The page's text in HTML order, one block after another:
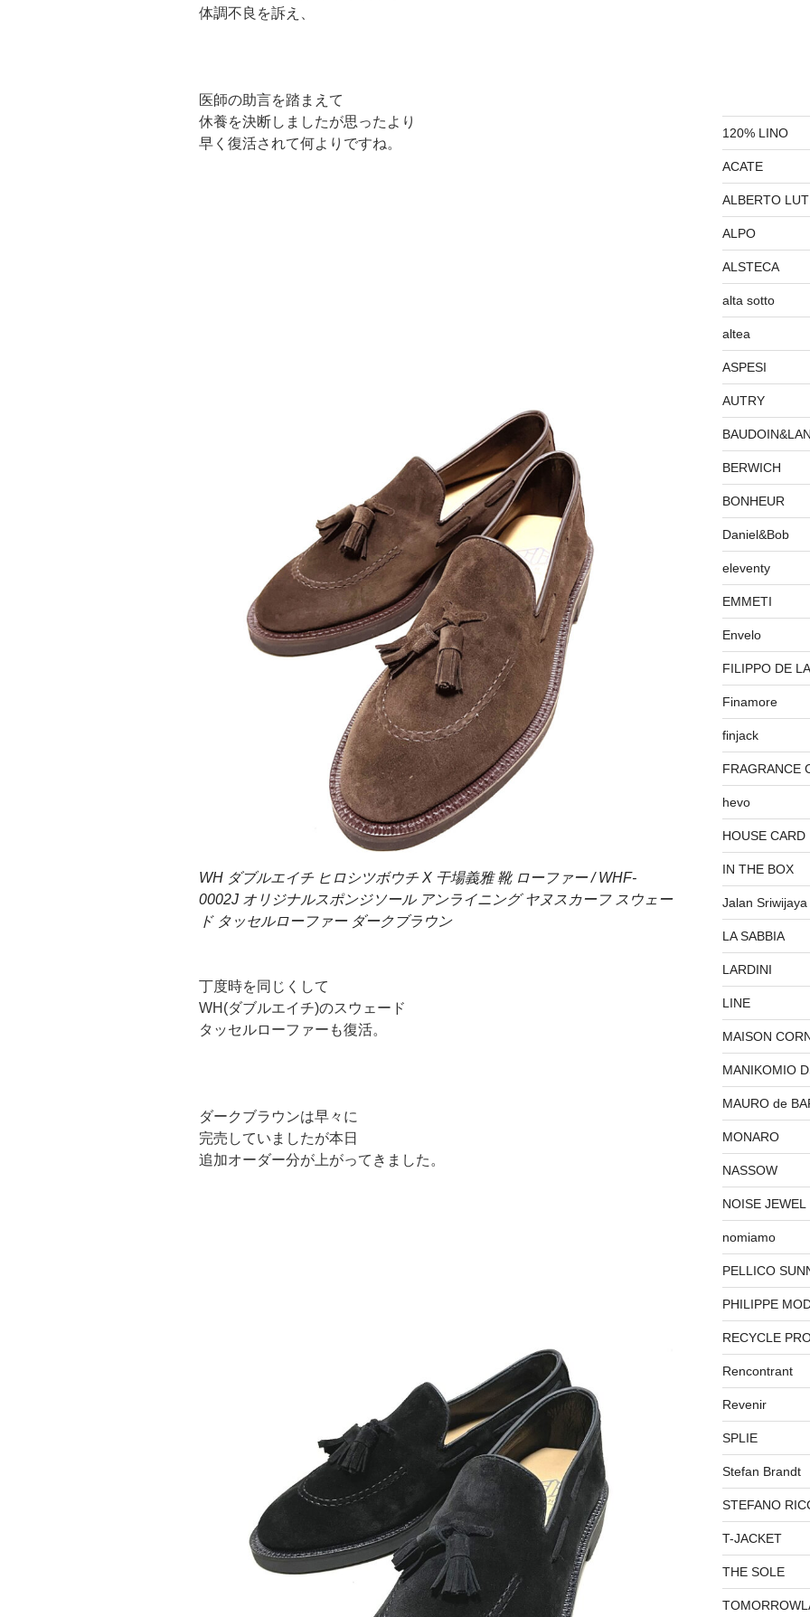
体調不良を訴え、
医師の助言を踏まえて
休養を決断しましたが思ったより
早く復活されて何よりですね。
WH ダブルエイチ ヒロシツボウチ X 干場義雅 靴 ローファー / WHF-
0002J オリジナルスポンジソール アンライニング ヤヌスカーフ スウェー
ド タッセルローファー ダークブラウン
丁度時を同じくして
WH(ダブルエイチ)のスウェード
タッセルローファーも復活。
ダークブラウンは早々に
完売していましたが本日
追加オーダー分が上がってきました。
120% LINO
ACATE
ALBERTO
ALPO
ALSTECA
alta sotto
altea
ASPESI
AUTRY
BERWICH
BONHEUR
Daniel&Bob
eleventy
EMMETI
Envelo
FILIPPO DE
Finamore
finjack
FRAGRANCE
hevo
HOUSE CARD
IN THE BOX
Jalan Sriwijaya
LA SABBIA
LARDINI
LINE
MAISON
MANIKOMIO
MAURO de
MONARO
NASSOW
NOISE JEWEL
nomiamo
PELLICO
PHILIPPE
RECYCLE
Rencontrant
Revenir
SPLIE
Stefan Brandt
STEFANO
T-JACKET
THE SOLE